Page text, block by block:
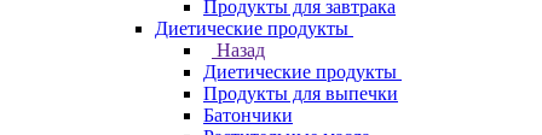
Продукты для завтрака
Диетические продукты
Назад
Диетические продукты
Продукты для выпечки
Батончики